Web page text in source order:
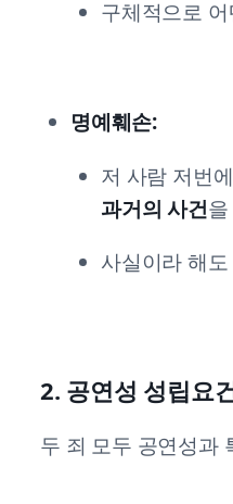
구체적으로
명예훼손:
저 사람 저번
과거의 사건
사실이라 해
2. 공연성 성립요
두 죄 모두 공연성과